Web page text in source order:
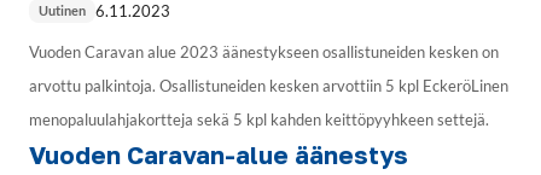
Uutinen 6.11.2023
Vuoden Caravan alue 2023 äänestykseen osallistuneiden kesken on
arvottu palkintoja. Osallistuneiden kesken arvottiin 5 kpl EckeröLinen
menopaluulahjakortteja sekä 5 kpl kahden keittöpyyhkeen settejä.
Vuoden Caravan-alue äänestys